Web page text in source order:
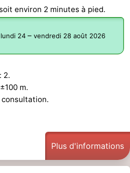
environ 2 minutes à pied.
lundi 24 – vendredi 28 août 2026
2.
m.
consultation.
Plus d'informations